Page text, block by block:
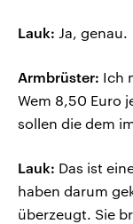
Lauk: Ja, genau.
Armbrüster: Ich
Wem 8,50 Euro
sollen die dem
Lauk: Das ist
haben darum
überzeugt. Sie